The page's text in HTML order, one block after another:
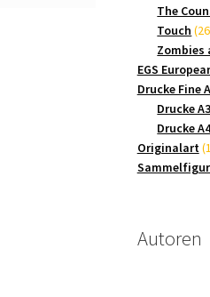
The
Touch 26
Zombies
EGS
Drucke Fine
Drucke A3
Drucke
Originalart
Autoren